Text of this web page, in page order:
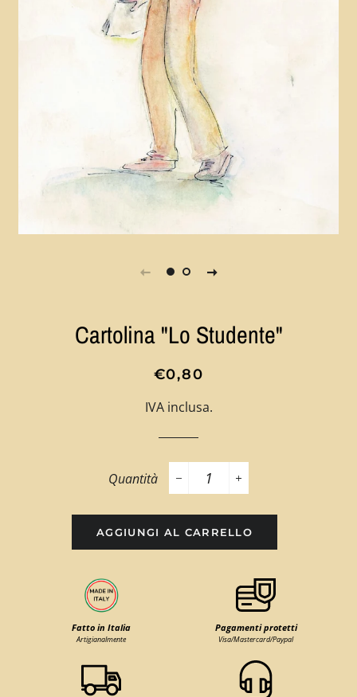
Cartolina "Lo Studente"
Prezzo
listino
Prezzo
€0,80
IVA inclusa.
Quantità
−
+
AGGIUNGI AL CARRELLO
Fatto in Italia
Artigianalmente
Pagamenti protetti
Visa/Mastercard/Paypal